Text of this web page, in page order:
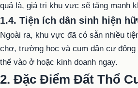
quả là, giá trị khu vực sẽ tăng mạnh
1.4. Tiện ích dân sinh hiện
Ngoài ra, khu vực đã có sẵn nhiều
chợ, trường học và cụm dân cư
thể vào ở hoặc kinh doanh ngay.
2. Đặc Điểm Đất Thổ